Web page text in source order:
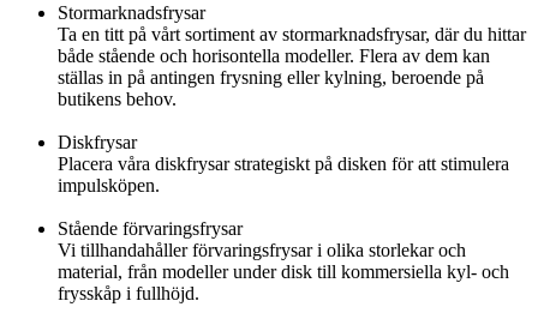
Stormarknadsfrysar
Ta en titt på vårt sortiment av stormarknadsfrysar, där du hittar
både stående och horisontella modeller. Flera av dem kan
ställas in på antingen frysning eller kylning, beroende på
butikens behov.
Diskfrysar
Placera våra diskfrysar strategiskt på disken för att stimulera
impulsköpen.
Stående förvaringsfrysar
Vi tillhandahåller förvaringsfrysar i olika storlekar och
material, från modeller under disk till kommersiella kyl- och
frysskåp i fullhöjd.